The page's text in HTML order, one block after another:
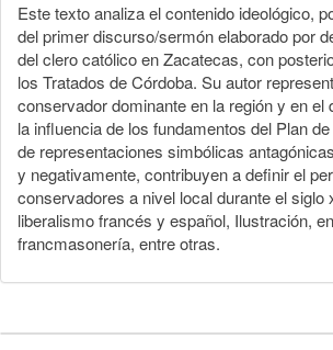
Este texto analiza el contenido ideológico,
del primer discurso/sermón elaborado por
del clero católico en Zacatecas, con
los Tratados de Córdoba. Su autor
conservador dominante en la región y en el
la influencia de los fundamentos del Plan
de representaciones simbólicas
y negativamente, contribuyen a definir el
conservadores a nivel local durante el siglo
liberalismo francés y español, Ilustración,
francmasonería, entre otras.